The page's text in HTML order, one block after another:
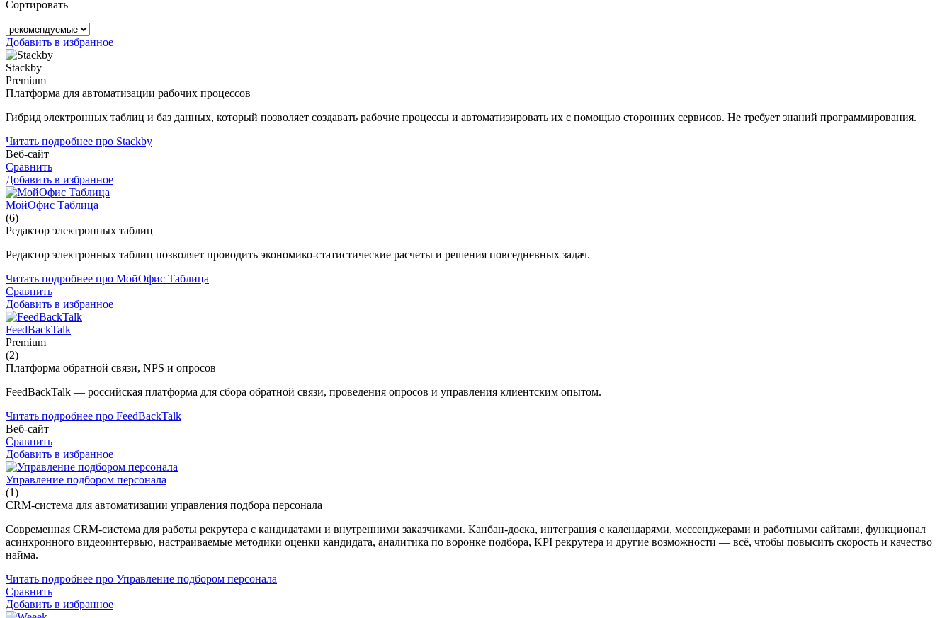
Сортировать
Добавить в избранное
Stackby
Premium
Платформа для автоматизации рабочих процессов
Гибрид электронных таблиц и баз данных, который позволяет создавать рабочие процессы и автоматизировать их с помощью сторонних сервисов. Не требует знаний программирования.
Читать подробнее про Stackby
Веб-сайт
Сравнить
Добавить в избранное
МойОфис Таблица
(6)
Редактор электронных таблиц
Редактор электронных таблиц позволяет проводить экономико-статистические расчеты и решения повседневных задач.
Читать подробнее про МойОфис Таблица
Сравнить
Добавить в избранное
FeedBackTalk
Premium
(2)
Платформа обратной связи, NPS и опросов
FeedBackTalk — российская платформа для сбора обратной связи, проведения опросов и управления клиентским опытом.
Читать подробнее про FeedBackTalk
Веб-сайт
Сравнить
Добавить в избранное
Управление подбором персонала
(1)
CRM-система для автоматизации управления подбора персонала
Современная CRM-система для работы рекрутера с кандидатами и внутренними заказчиками. Канбан-доска, интеграция с календарями, мессенджерами и работными сайтами, функционал
асинхронного видеоинтервью, настраиваемые методики оценки кандидата, аналитика по воронке подбора, KPI рекрутера и другие возможности — всё, чтобы повысить скорость и качество
найма.
Читать подробнее про Управление подбором персонала
Сравнить
Добавить в избранное